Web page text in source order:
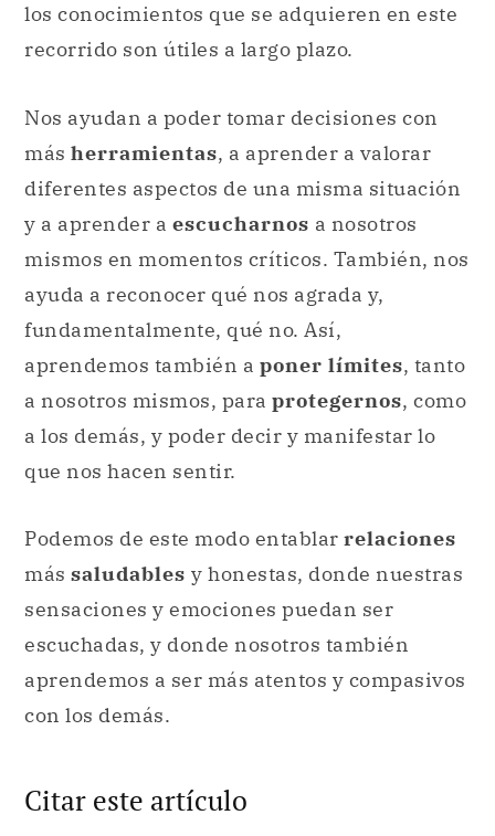
los conocimientos que se adquieren en este
recorrido son útiles a largo plazo.
Nos ayudan a poder tomar decisiones con
más herramientas, a aprender a valorar
diferentes aspectos de una misma situación
y a aprender a escucharnos a nosotros
mismos en momentos críticos. También, nos
ayuda a reconocer qué nos agrada y,
fundamentalmente, qué no. Así,
aprendemos también a poner límites, tanto
a nosotros mismos, para protegernos, como
a los demás, y poder decir y manifestar lo
que nos hacen sentir.
Podemos de este modo entablar relaciones
más saludables y honestas, donde nuestras
sensaciones y emociones puedan ser
escuchadas, y donde nosotros también
aprendemos a ser más atentos y compasivos
con los demás.
Citar este artículo